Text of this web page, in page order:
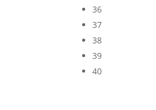
36
37
38
39
40